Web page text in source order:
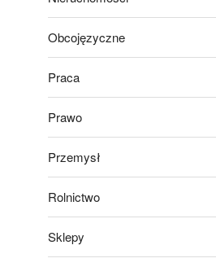
Obcojęzyczne
Praca
Prawo
Przemysł
Rolnictwo
Sklepy